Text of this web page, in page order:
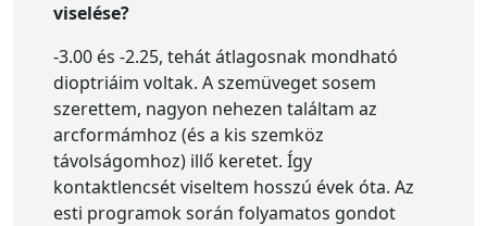
viselése?
-3.00 és -2.25, tehát átlagosnak mondható
dioptriáim voltak. A szemüveget sosem
szerettem, nagyon nehezen találtam az
arcformámhoz (és a kis szemköz
távolságomhoz) illő keretet. Így
kontaktlencsét viseltem hosszú évek óta. Az
esti programok során folyamatos gondot